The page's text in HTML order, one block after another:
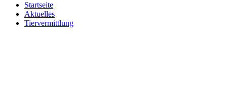
Startseite
Aktuelles
Tiervermittlung